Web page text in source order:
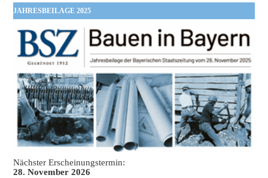
JAHRESBEILAGE 2025
Nächster Erscheinungstermin:
28. November 2026